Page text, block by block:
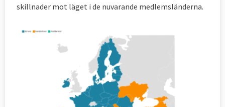
skillnader mot läget i de nuvarande medlemsländerna.